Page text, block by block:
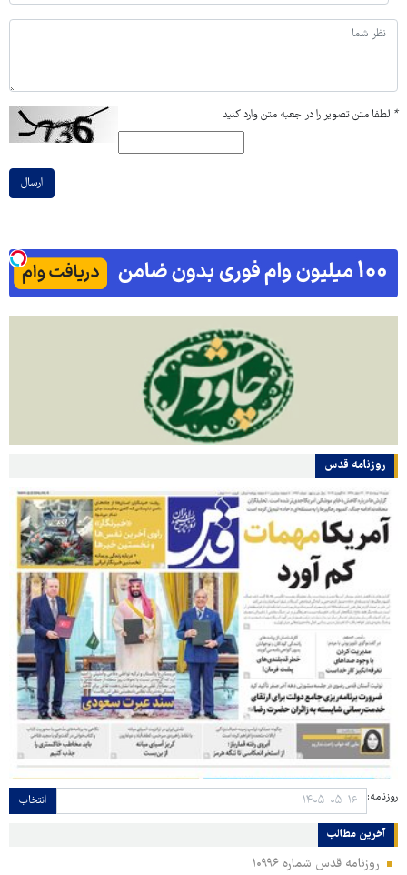
* لطفا متن تصویر را در جعبه متن وارد کنید
ارسال
روزنامه قدس
روزنامه: انتخاب
آخرین مطالب
روزنامه قدس شماره ۱۰۹۹۶